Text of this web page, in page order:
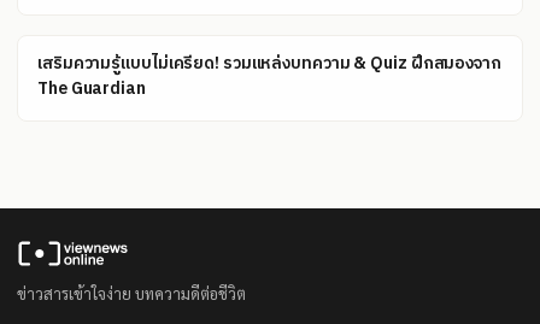
เสริมความรู้แบบไม่เครียด! รวมแหล่งบทความ & Quiz ฝึกสมองจาก
The Guardian
ข่าวสารเข้าใจง่าย บทความดีต่อชีวิต